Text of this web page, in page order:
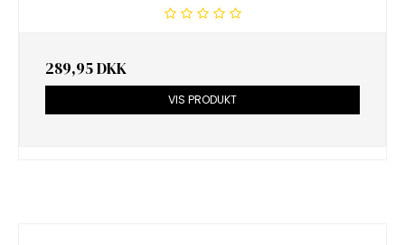
289,95 DKK
VIS PRODUKT